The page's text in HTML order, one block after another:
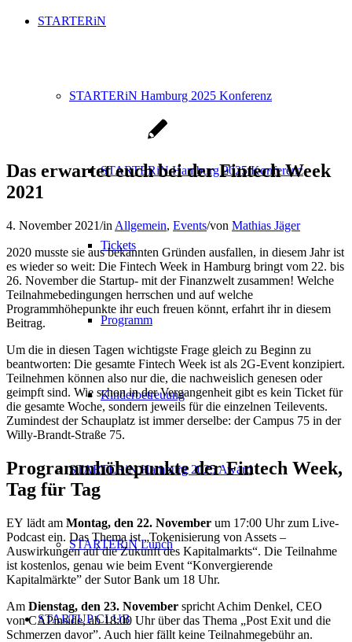
STARTERiN
STARTERiN Hamburg 2025 Konferenz
STARTERiN Hamburg 2025 Konferenz
Tickets
Programm
Kinderbetreuung
STARTERiN Hamburg 2025 Award
STARTERiN Lunch
STARTUP CLUB
Das erwartet euch bei der Fintech Week
2021
4. November 2021/in Allgemein, Events/von Mathias Jäger
2020 musste sie aus bekannten Gründen ausfallen, in diesem Jahr ist
es wieder so weit: Die Fintech Week in Hamburg bringt vom 22. bis
26. November die Startup- mit der Finanzwelt zusammen! Welche
Teilnahmebedingungen herrschen und auf welche
Programmhöhepunkte ihr euch freuen könnt, erfahrt ihr in diesem
Beitrag.
Um die in diesen Tagen wichtigste Frage gleich zu Beginn zu
beantworten: Die gesamte Fintech Week ist als 2G-Event konzipiert.
Teilnehmen können also nur die, die nachweislich genesen oder
geimpft sind. Wie schon in der Vergangenheit gibt es kein Ticket für
die gesamte Woche, sondern jeweils für die einzelnen Teilevents.
Zumindest der Schauplatz ist immer derselbe: der Campus 75 in der
Willy-Brandt-Straße 75.
Programmhöhepunkte der Fintech Week,
Tag für Tag
EY lädt am Montag, den 22. November um 17:00 Uhr zum Live-
Podcast ein. Das Thema ist „Tokenisierung von Assets –
Auswirkungen auf die Zukunft des Kapitalmarkts“. Die Teilnahme
ist kostenlos, genau wie beim Event “Konvergierende
Kapitalmärkte” der Sutor Bank um 18 Uhr.
Am Dienstag, den 23. November spricht Achim Denkel, CEO
von CAPinside, ab 18:00 Uhr über das Thema „Post Exit und die
Schmerzen davor”. Auch hier fällt keine Teilnahmegebühr an.